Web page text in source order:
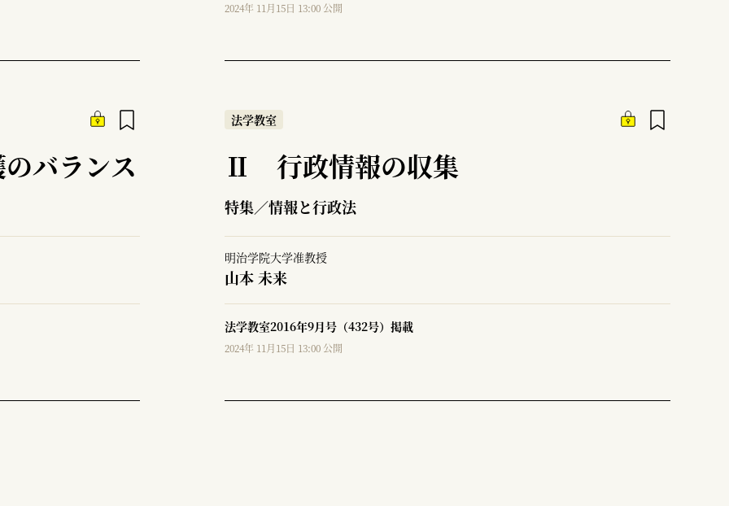
2024年 11月15日 13:00 公開
バランス
法学教室
Ⅱ 行政情報の収集
特集／情報と行政法
明治学院大学准教授
山本 未来
法学教室2016年9月号（432号）掲載
2024年 11月15日 13:00 公開